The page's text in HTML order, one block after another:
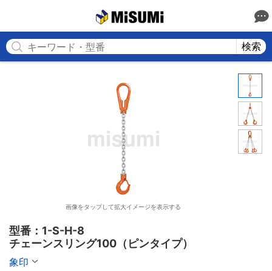
検索
画像をタップして拡大イメージを表示する
型番：1-S-H-8
チェーンスリング100（ピンタイプ）
象印